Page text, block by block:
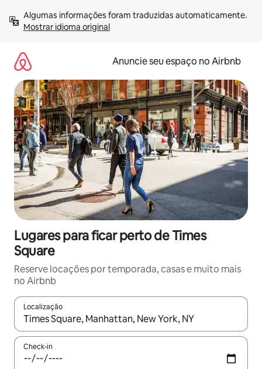
para
Mostrar idioma original
Anuncie seu espaço no Airbnb
Lugares para ficar perto de Times
Square
Reserve locações por temporada, casas e muito mais
no Airbnb
Localização
Quando os resultados estiverem disponíveis, explore-os
Check-in